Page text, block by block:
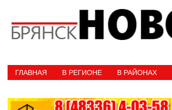
ГЛАВНАЯ В РЕГИОНЕ В РАЙОНАХ